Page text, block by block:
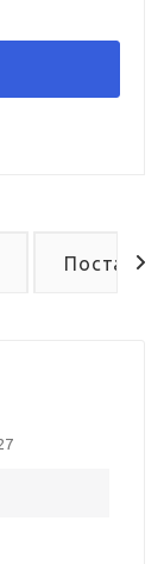
Поставка